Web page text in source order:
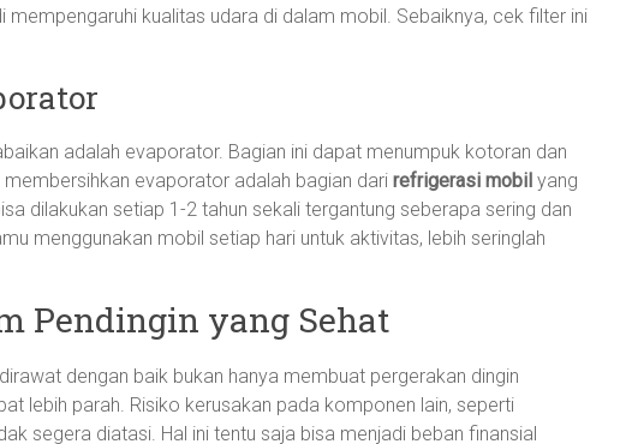
kualitas udara di dalam mobil. Sebaiknya, cek filter ini
adalah evaporator. Bagian ini dapat menumpuk kotoran dan
membersihkan evaporator adalah bagian dari refrigerasi mobil yang
dilakukan setiap 1-2 tahun sekali tergantung seberapa sering dan
menggunakan mobil setiap hari untuk aktivitas, lebih seringlah
Pendingin yang Sehat
dengan baik bukan hanya membuat pergerakan dingin
lebih parah. Risiko kerusakan pada komponen lain, seperti
segera diatasi. Hal ini tentu saja bisa menjadi beban finansial